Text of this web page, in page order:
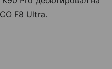
F8 Ultra.